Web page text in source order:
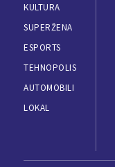
KULTURA
SUPERŽENA
ESPORTS
TEHNOPOLIS
AUTOMOBILI
LOKAL